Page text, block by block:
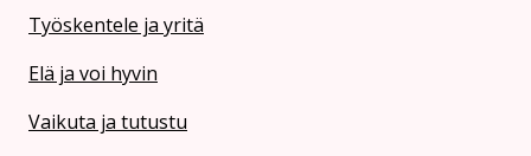
Työskentele ja yritä
Elä ja voi hyvin
Vaikuta ja tutustu